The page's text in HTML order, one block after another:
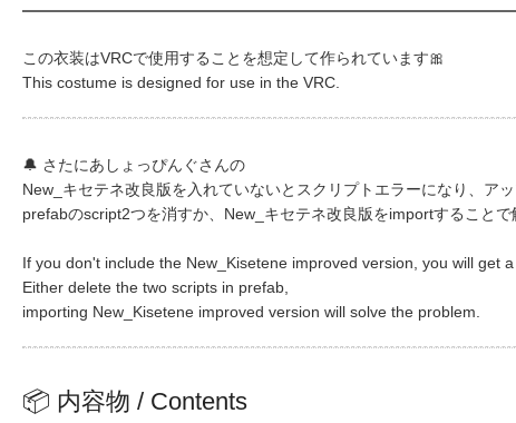
この衣装はVRCで使用することを想定して作られています🎀
This costume is designed for use in the VRC.
🔔 さたにあしょっぴんぐさんの
New_キセテネ改良版を入れていないとスクリプトエラーになり、ア
prefabのscript2つを消すか、New_キセテネ改良版をimportすることで
If you don't include the New_Kisetene improved version, you will get
Either delete the two scripts in prefab,
importing New_Kisetene improved version will solve the problem.
📦 内容物 / Contents